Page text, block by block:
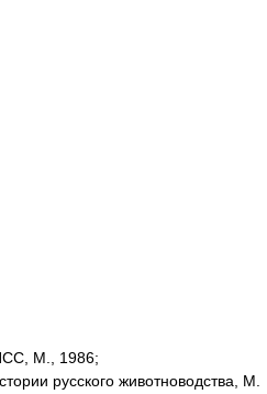
М., 1986;
русского животноводства, М.